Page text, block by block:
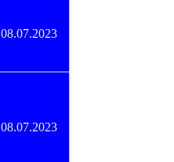
08.07.2023
08.07.2023